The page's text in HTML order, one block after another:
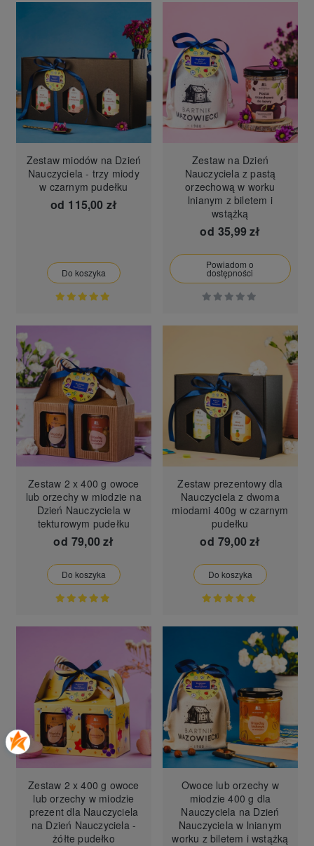
Zestaw miodów na Dzień
Nauczyciela - trzy miody
w czarnym pudełku
od 115,00 zł
Do koszyka
Zestaw na Dzień
Nauczyciela z pastą
orzechową w worku
lnianym z biletem i
wstążką
od 35,99 zł
Powiadom o
dostępności
Zestaw 2 x 400 g owoce
lub orzechy w miodzie na
Dzień Nauczyciela w
tekturowym pudełku
od 79,00 zł
Do koszyka
Zestaw prezentowy dla
Nauczyciela z dwoma
miodami 400g w czarnym
pudełku
od 79,00 zł
Do koszyka
Zestaw 2 x 400 g owoce
lub orzechy w miodzie
prezent dla Nauczyciela
na Dzień Nauczyciela -
żółte pudełko
Owoce lub orzechy w
miodzie 400 g dla
Nauczyciela na Dzień
Nauczyciela w lnianym
worku z biletem i wstążką